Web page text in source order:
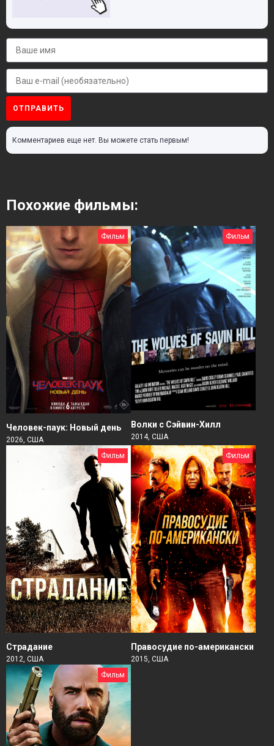
ОТПРАВИТЬ
Комментариев еще нет. Вы можете стать первым!
Похожие фильмы:
Фильм
Человек-паук: Новый день
2026, США
Фильм
Волки с Сэйвин-Хилл
2014, США
Фильм
Страдание
2012, США
Фильм
Правосудие по-американски
2015, США
Фильм